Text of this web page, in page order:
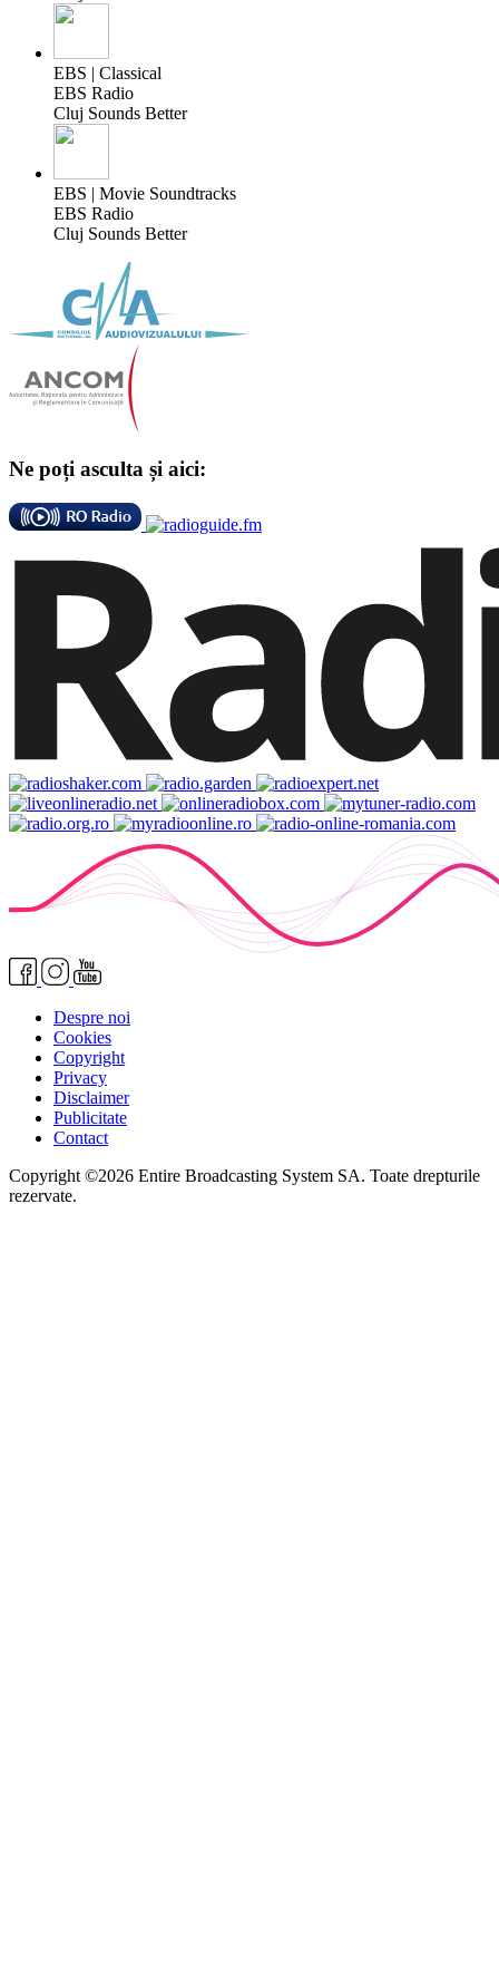
EBS | Classical
EBS Radio
Cluj Sounds Better
EBS | Movie Soundtracks
EBS Radio
Cluj Sounds Better
Ne poți asculta și aici:
Despre noi
Cookies
Copyright
Privacy
Disclaimer
Publicitate
Contact
Copyright ©2026 Entire Broadcasting System SA. Toate drepturile
rezervate.